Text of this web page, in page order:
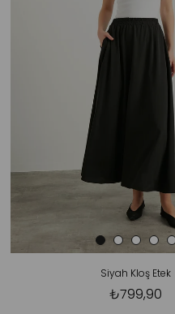
Siyah Kloş Etek
₺799,90